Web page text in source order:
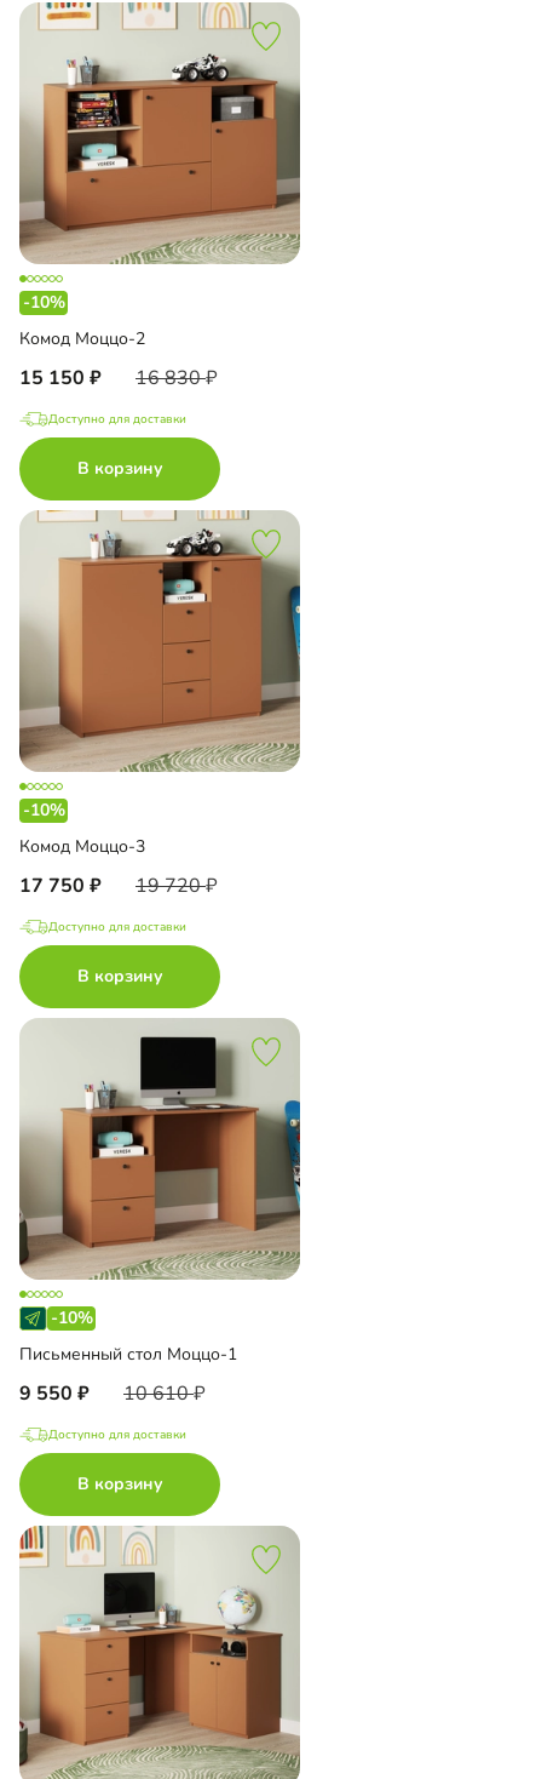
-10%
Комод Моццо-2
15 150 16 830
Доступно для доставки
В корзину
-10%
Комод Моццо-3
17 750 19 720
Доступно для доставки
В корзину
-10%
Письменный стол Моццо-1
9 550 10 610
Доступно для доставки
В корзину